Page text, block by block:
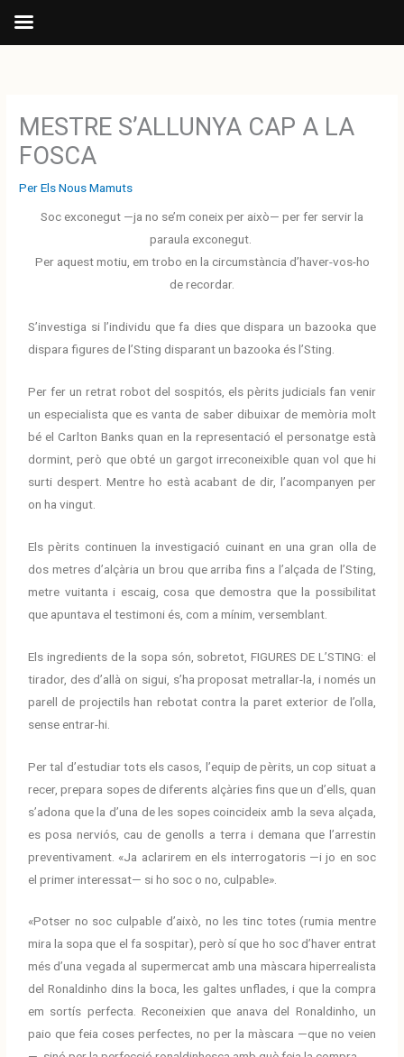
MESTRE S’ALLUNYA CAP A LA
FOSCA
PerEls Nous Mamuts
Soc exconegut —ja no se’m coneix per això— per fer servir la
paraula exconegut.
Per aquest motiu, em trobo en la circumstància d’haver-vos-ho
de recordar.
S’investiga si l’individu que fa dies que dispara un bazooka que
dispara figures de l’Sting disparant un bazooka és l’Sting.
Per fer un retrat robot del sospitós, els pèrits judicials fan venir
un especialista que es vanta de saber dibuixar de memòria molt
bé el Carlton Banks quan en la representació el personatge està
dormint, però que obté un gargot irreconeixible quan vol que hi
surti despert. Mentre ho està acabant de dir, l’acompanyen per
on ha vingut.
Els pèrits continuen la investigació cuinant en una gran olla de
dos metres d’alçària un brou que arriba fins a l’alçada de l’Sting,
metre vuitanta i escaig, cosa que demostra que la possibilitat
que apuntava el testimoni és, com a mínim, versemblant.
Els ingredients de la sopa són, sobretot, FIGURES DE L’STING: el
tirador, des d’allà on sigui, s’ha proposat metrallar-la, i només un
parell de projectils han rebotat contra la paret exterior de l’olla,
sense entrar-hi.
Per tal d’estudiar tots els casos, l’equip de pèrits, un cop situat a
recer, prepara sopes de diferents alçàries fins que un d’ells, quan
s’adona que la d’una de les sopes coincideix amb la seva alçada,
es posa nerviós, cau de genolls a terra i demana que l’arrestin
preventivament. «Ja aclarirem en els interrogatoris —i jo en soc
el primer interessat— si ho soc o no, culpable».
«Potser no soc culpable d’això, no les tinc totes (rumia mentre
mira la sopa que el fa sospitar), però sí que ho soc d’haver entrat
més d’una vegada al supermercat amb una màscara hiperrealista
del Ronaldinho dins la boca, les galtes unflades, i que la compra
em sortís perfecta. Reconeixien que anava del Ronaldinho, un
paio que feia coses perfectes, no per la màscara —que no veien